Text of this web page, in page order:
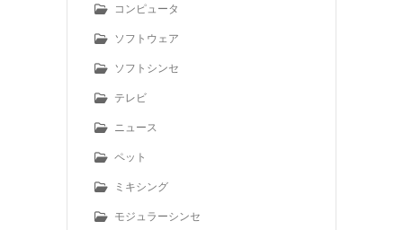
コンピュータ
ソフトウェア
ソフトシンセ
テレビ
ニュース
ペット
ミキシング
モジュラーシンセ